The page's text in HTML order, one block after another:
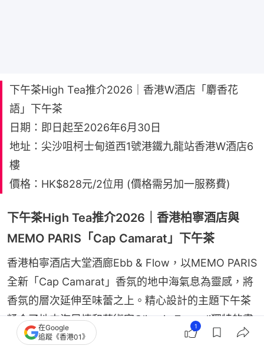
下午茶High Tea推介2026｜香港W酒店「麝香花
語」下午茶
日期：即日起至2026年6月30日
地址：尖沙咀柯士甸道西1號港鐵九龍站香港W酒店6
樓
價格：HK$828元/2位用 (價格需另加一服務費)
下午茶High Tea推介2026｜香港柏寧酒店與
MEMO PARIS「Cap Camarat」下午茶
香港柏寧酒店大堂酒廊Ebb & Flow，以MEMO PARIS
全新「Cap Camarat」香氛的地中海氣息為靈感，將
香氛的層次延伸至味蕾之上。精心設計的主題下午茶
糅合了地中海風情和藝術家Olimpia Zagnoli獨特的畫
作元素，為味蕾帶來鹹甜交織的饗宴。
在Google
追蹤《香港01》
1